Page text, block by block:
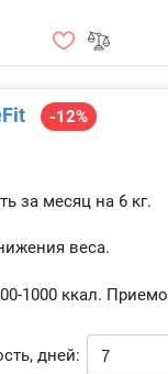
-12%
за месяц на 6 кг.
веса.
1000 ккал.
дней: